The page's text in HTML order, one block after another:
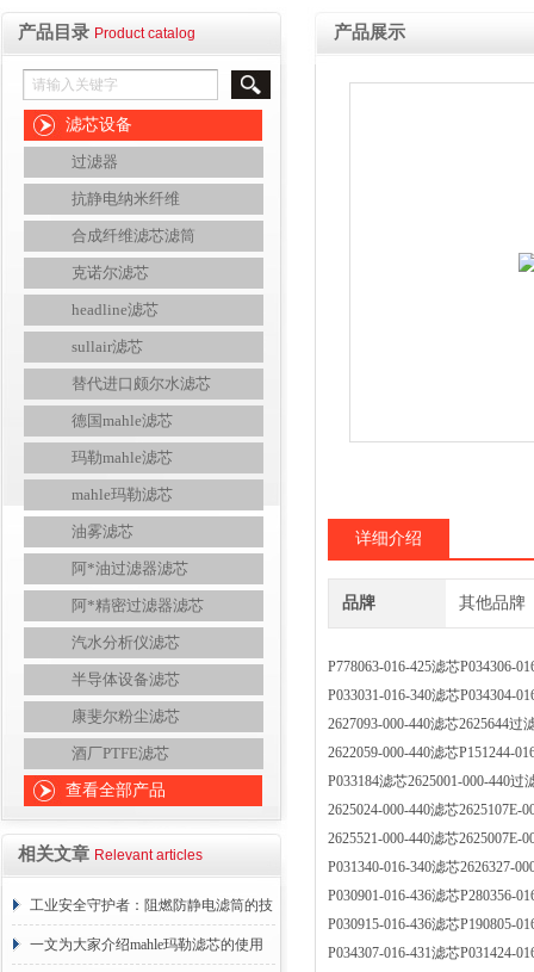
产品目录 Product catalog
滤芯设备
过滤器
抗静电纳米纤维
合成纤维滤芯滤筒
克诺尔滤芯
headline滤芯
sullair滤芯
替代进口颇尔水滤芯
德国mahle滤芯
玛勒mahle滤芯
mahle玛勒滤芯
油雾滤芯
阿*油过滤器滤芯
阿*精密过滤器滤芯
汽水分析仪滤芯
半导体设备滤芯
康斐尔粉尘滤芯
酒厂PTFE滤芯
查看全部产品
相关文章 Relevant articles
工业安全守护者：阻燃防静电滤筒的技
术原理与应用解析
一文为大家介绍mahle玛勒滤芯的使用
产品展示
详细介绍
品牌 其他品牌
P778063-016-425滤芯P034306-
P033031-016-340滤芯P034304-
2627093-000-440滤芯2625644过
2622059-000-440滤芯P151244-
P033184滤芯2625001-000-440过
2625024-000-440滤芯2625107E-
2625521-000-440滤芯2625007E-
P031340-016-340滤芯2626327-
P030901-016-436滤芯P280356-
P030915-016-436滤芯
P034307-016-431滤芯